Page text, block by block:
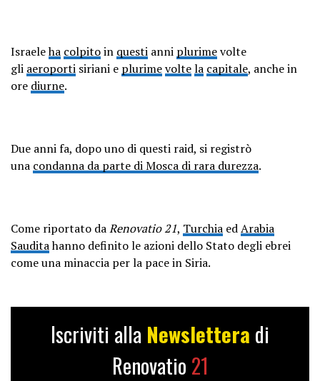
Israeleha colpitoin questi anni plurimevolte
gli aeroporti siriani e plurimevoltela capitale, anche in
ore diurne.
Due anni fa, dopo uno di questi raid, si registrò
una condanna da parte di Mosca di rara durezza.
Come riportato daRenovatio 21, Turchia edArabia
Sauditahanno definito le azioni dello Stato degli ebrei
come una minaccia per la pace in Siria.
Iscriviti alla Newslettera di
Renovatio 21